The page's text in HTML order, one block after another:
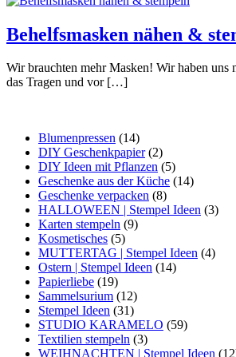
Behelfsmasken nähen &
Wir brauchten mehr Masken! Wir haben
das Tragen und vor […]
Blumenpressen (14)
DIY Geschenkpapier(2)
DIY Ideen mit Pflanzen (5)
Geschenke aus der Küche (14)
Geschenke verpacken (8)
HALLOWEEN | Stempel Ideen (3)
Karten stempeln (9)
Kosmetisches (5)
MUTTERTAG | Stempel Ideen (4)
Ostern | Stempel Ideen (14)
Papierliebe (19)
Sammelsurium (12)
Stempel Ideen (31)
STUDIO KARAMELO (59)
Textilien stempeln (3)
WEIHNACHTEN | Stempel Ideen